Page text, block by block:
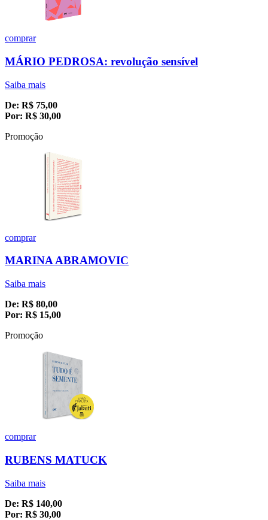
comprar
MÁRIO PEDROSA: revolução sensível
Saiba mais
De: R$ 75,00
Por: R$ 30,00
Promoção
comprar
MARINA ABRAMOVIC
Saiba mais
De: R$ 80,00
Por: R$ 15,00
Promoção
comprar
RUBENS MATUCK
Saiba mais
De: R$ 140,00
Por: R$ 30,00